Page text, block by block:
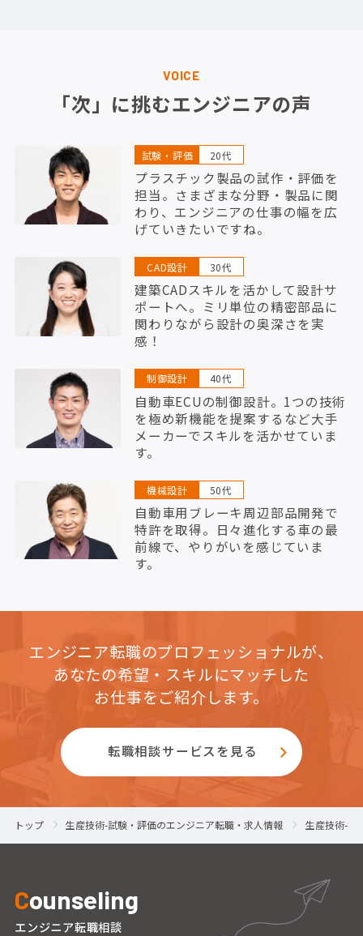
VOICE
「次」に挑むエンジニアの声
試験・評価 20代
プラスチック製品の試作・評価を
担当。さまざまな分野・製品に関
わり、エンジニアの仕事の幅を広
げていきたいですね。
CAD設計 30代
建築CADスキルを活かして設計サ
ポートへ。ミリ単位の精密部品に
関わりながら設計の奥深さを実
感！
制御設計 40代
自動車ECUの制御設計。1つの技術
を極め新機能を提案するなど大手
メーカーでスキルを活かせていま
す。
機械設計 50代
自動車用ブレーキ周辺部品開発で
特許を取得。日々進化する車の最
前線で、やりがいを感じていま
す。
エンジニア転職のプロフェッショナルが、
あなたの希望・スキルにマッチした
お仕事をご紹介します。
転職相談サービスを見る
トップ 生産技術-試験・評価のエンジニア転職・求人情報 生産技術-試
Counseling
エンジニア転職相談